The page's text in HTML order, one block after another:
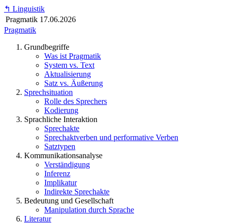
↰ Linguistik
Pragmatik 17.06.2026
Pragmatik
Grundbegriffe
Was ist Pragmatik
System vs. Text
Aktualisierung
Satz vs. Äußerung
Sprechsituation
Rolle des Sprechers
Kodierung
Sprachliche Interaktion
Sprechakte
Sprechaktverben und performative Verben
Satztypen
Kommunikationsanalyse
Verständigung
Inferenz
Implikatur
Indirekte Sprechakte
Bedeutung und Gesellschaft
Manipulation durch Sprache
Literatur